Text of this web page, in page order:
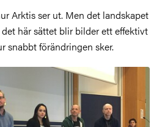
Arktis ser ut. Men det landskapet
här sättet blir bilder ett effektivt
snabbt förändringen sker.